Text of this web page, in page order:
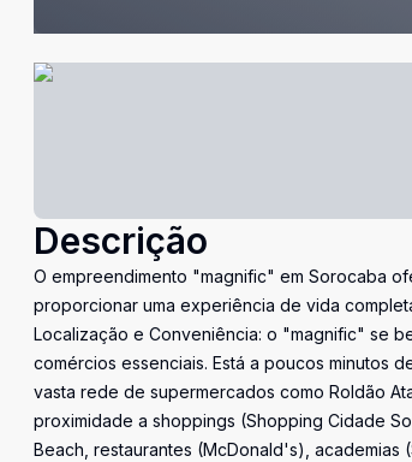
Descrição
O empreendimento "magnific" em Sorocaba
proporcionar uma experiência de vida
Localização e Conveniência: o "magnific" se
comércios essenciais. Está a poucos minutos
vasta rede de supermercados como Roldão
proximidade a shoppings (Shopping Cidade
Beach, restaurantes (McDonald's), academias